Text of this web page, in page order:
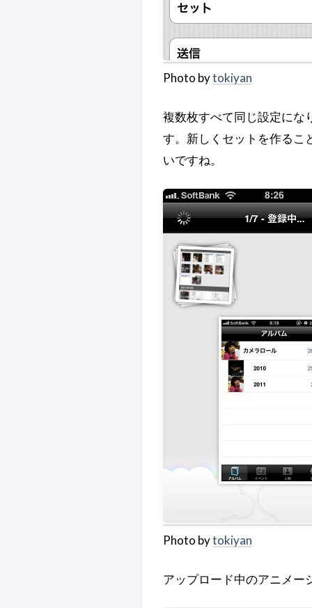
Photo bytokiyan
複数枚すべて同じ設定にな
す。新しくセットを作るこ
いですね。
Photo bytokiyan
アップロード中のアニメー